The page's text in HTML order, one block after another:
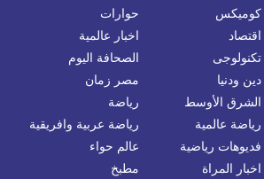
كوميكس
حوارات
اقتصاد
اخبار عالمية
تكنولوجى
الصحافة اليوم
دين ودنيا
مصر زمان
الشرق الأوسط
رياضة
رياضة عالمية
رياضة عربية وافريقية
فديوهات رياضية
عالم حواء
اخبار المراة مطبخ